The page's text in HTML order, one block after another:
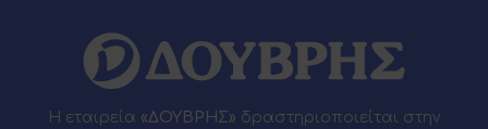
Η εταιρεία «ΔΟΥΒΡΗΣ» δραστηριοποιείται στην